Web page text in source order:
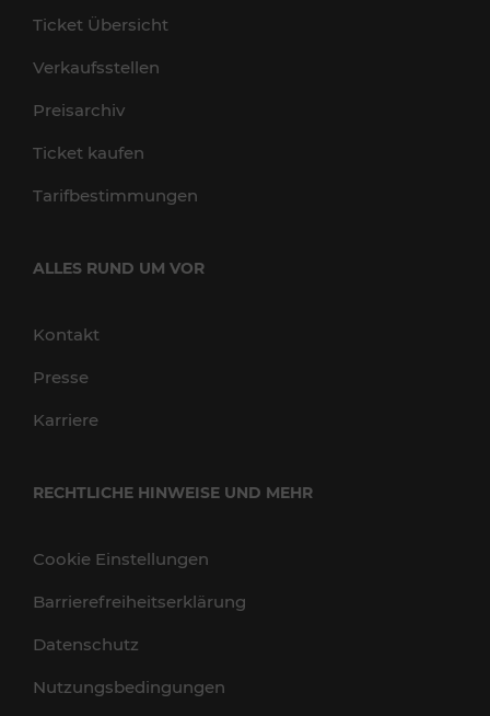
Ticket Übersicht
Verkaufsstellen
Preisarchiv
Ticket kaufen
Tarifbestimmungen
ALLES RUND UM VOR
Kontakt
Presse
Karriere
RECHTLICHE HINWEISE UND MEHR
Cookie Einstellungen
Barrierefreiheitserklärung
Datenschutz
Nutzungsbedingungen